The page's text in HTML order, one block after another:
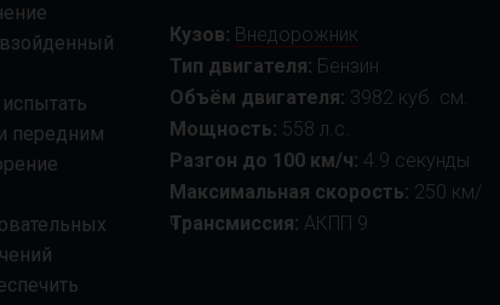
передним
Объём двигателя: 3982 куб. см.
Максимальная скорость: 250 км/
ч
Трансмиссия: AКПП 9
Разгон до 100 км/ч: 4.9 секунды
Мощность: 558 л.с.
Тип двигателя: Бензин
Кузов: Внедорожник